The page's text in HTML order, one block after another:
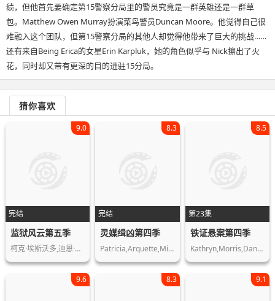
绩，但他首先要确定第15警察分局里的警员究竟是一群英雄还是一群草
包。Matthew Owen Murray扮演菜鸟警员Duncan Moore。他觉得自己很
难融入这个团队，但第15警察分局的其他人却觉得他带来了巨大的挑战……
还有来自Being Erica的女星Erin Karpluk，她的角色似乎与 Nick擦出了火
花，同时却又带有更深的目的进驻15分局。
猜你喜欢
完结
9.0
监狱风云第五季
柯克·埃斯沃多,迪恩·文特斯,特里·金…
完结
8.3
灵媒缉凶第四季
Patricia,Arquette,Miguel,Sandoval
第23集
8.5
铁证悬案第四季
Kathryn,Morris,Danny,Pino,John,Finn
9.6 8.3 9.1